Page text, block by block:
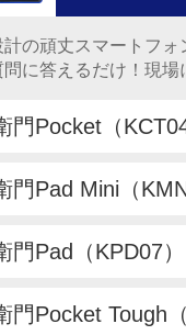
の頑丈スマートフォ
に答えるだけ！現場
門Pocket（KCT04
門Pad Mini（
門Pad（KPD07）
門Pocket Tough